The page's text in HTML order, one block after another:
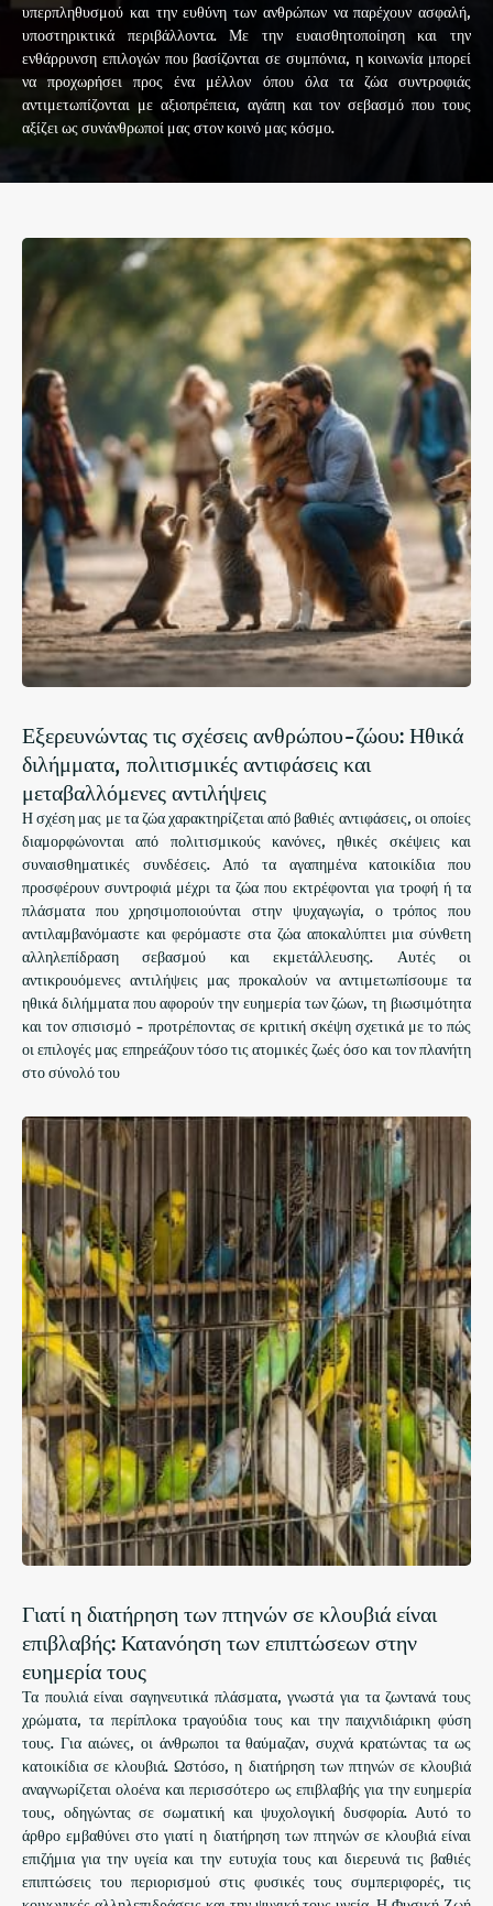
υπερπληθυσμού και την ευθύνη των ανθρώπων να παρέχουν ασφαλή,
υποστηρικτικά περιβάλλοντα. Με την ευαισθητοποίηση και την
ενθάρρυνση επιλογών που βασίζονται σε συμπόνια, η κοινωνία μπορεί
να προχωρήσει προς ένα μέλλον όπου όλα τα ζώα συντροφιάς
αντιμετωπίζονται με αξιοπρέπεια, αγάπη και τον σεβασμό που τους
αξίζει ως συνάνθρωποί μας στον κοινό μας κόσμο.
Εξερευνώντας τις σχέσεις ανθρώπου-ζώου: Ηθικά
διλήμματα, πολιτισμικές αντιφάσεις και
μεταβαλλόμενες αντιλήψεις
Η σχέση μας με τα ζώα χαρακτηρίζεται από βαθιές αντιφάσεις, οι οποίες
διαμορφώνονται από πολιτισμικούς κανόνες, ηθικές σκέψεις και
συναισθηματικές συνδέσεις. Από τα αγαπημένα κατοικίδια που
προσφέρουν συντροφιά μέχρι τα ζώα που εκτρέφονται για τροφή ή τα
πλάσματα που χρησιμοποιούνται στην ψυχαγωγία, ο τρόπος που
αντιλαμβανόμαστε και φερόμαστε στα ζώα αποκαλύπτει μια σύνθετη
αλληλεπίδραση σεβασμού και εκμετάλλευσης. Αυτές οι
αντικρουόμενες αντιλήψεις μας προκαλούν να αντιμετωπίσουμε τα
ηθικά διλήμματα που αφορούν την ευημερία των ζώων, τη βιωσιμότητα
και τον σπισισμό - προτρέποντας σε κριτική σκέψη σχετικά με το πώς
οι επιλογές μας επηρεάζουν τόσο τις ατομικές ζωές όσο και τον πλανήτη
στο σύνολό του
Γιατί η διατήρηση των πτηνών σε κλουβιά είναι
επιβλαβής: Κατανόηση των επιπτώσεων στην
ευημερία τους
Τα πουλιά είναι σαγηνευτικά πλάσματα, γνωστά για τα ζωντανά τους
χρώματα, τα περίπλοκα τραγούδια τους και την παιχνιδιάρικη φύση
τους. Για αιώνες, οι άνθρωποι τα θαύμαζαν, συχνά κρατώντας τα ως
κατοικίδια σε κλουβιά. Ωστόσο, η διατήρηση των πτηνών σε κλουβιά
αναγνωρίζεται ολοένα και περισσότερο ως επιβλαβής για την ευημερία
τους, οδηγώντας σε σωματική και ψυχολογική δυσφορία. Αυτό το
άρθρο εμβαθύνει στο γιατί η διατήρηση των πτηνών σε κλουβιά είναι
επιζήμια για την υγεία και την ευτυχία τους και διερευνά τις βαθιές
επιπτώσεις του περιορισμού στις φυσικές τους συμπεριφορές, τις